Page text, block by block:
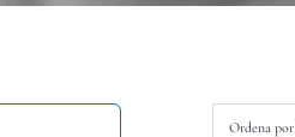
Ordena por